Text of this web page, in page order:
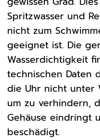
Spritzwasser und
nicht zum
geeignet ist. Die
Wasserdichtigkeit
technischen Daten
die Uhr nicht unter
um zu verhindern,
Gehäuse eindringt
beschädigt.